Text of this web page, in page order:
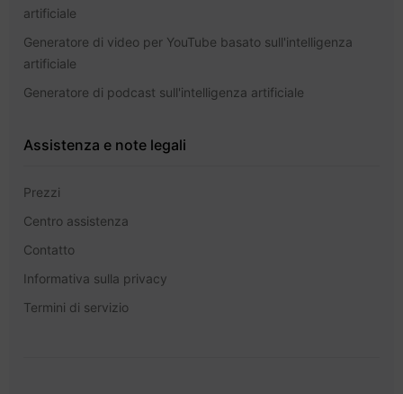
artificiale
Generatore di video per YouTube basato sull'intelligenza
artificiale
Generatore di podcast sull'intelligenza artificiale
Assistenza e note legali
Prezzi
Centro assistenza
Contatto
Informativa sulla privacy
Termini di servizio